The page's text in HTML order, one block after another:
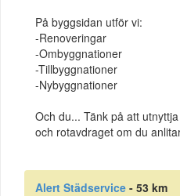
På byggsidan utför vi:
-Renoveringar
-Ombyggnationer
-Tillbyggnationer
-Nybyggnationer
Och du... Tänk på att
och rotavdraget om du
Alert Städservice - 53 km